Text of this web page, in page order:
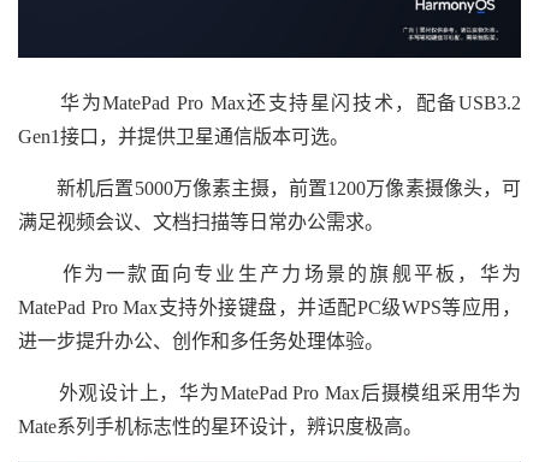
华为MatePad Pro Max还支持星闪技术，配备USB3.2
Gen1接口，并提供卫星通信版本可选。
新机后置5000万像素主摄，前置1200万像素摄像头，可
满足视频会议、文档扫描等日常办公需求。
作为一款面向专业生产力场景的旗舰平板，华为
MatePad Pro Max支持外接键盘，并适配PC级WPS等应用，
进一步提升办公、创作和多任务处理体验。
外观设计上，华为MatePad Pro Max后摄模组采用华为
Mate系列手机标志性的星环设计，辨识度极高。